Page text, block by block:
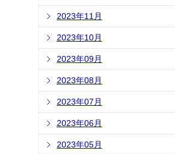
2023年11月
2023年10月
2023年09月
2023年08月
2023年07月
2023年06月
2023年05月